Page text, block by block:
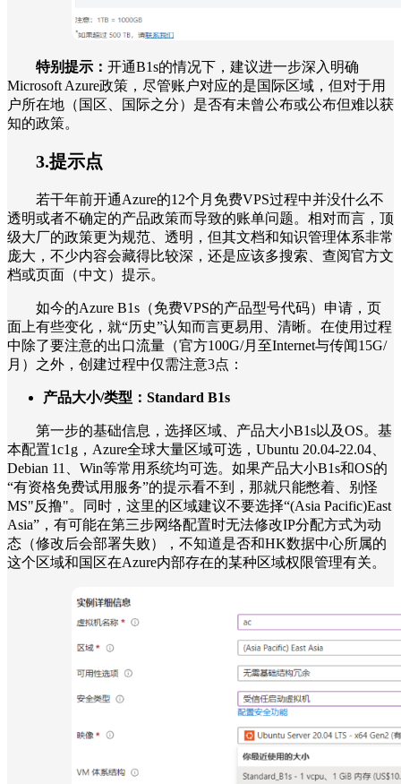
特别提示： 开通B1s的情况下，建议进一步深入明确
Microsoft Azure政策，尽管账户对应的是国际区域，但对于用
户所在地（国区、国际之分）是否有未曾公布或公布但难以获
知的政策。
3.提示点
若干年前开通Azure的12个月免费VPS过程中并没什么不
透明或者不确定的产品政策而导致的账单问题。相对而言，顶
级大厂的政策更为规范、透明，但其文档和知识管理体系非常
庞大，不少内容会藏得比较深，还是应该多搜索、查阅官方文
档或页面（中文）提示。
如今的Azure B1s（免费VPS的产品型号代码）申请，页
面上有些变化，就“历史”认知而言更易用、清晰。在使用过程
中除了要注意的出口流量（官方100G/月至Internet与传闻15G/
月）之外，创建过程中仅需注意3点：
产品大小/类型：Standard B1s
第一步的基础信息，选择区域、产品大小B1s以及OS。基
本配置1c1g，Azure全球大量区域可选，Ubuntu 20.04-22.04、
Debian 11、Win等常用系统均可选。如果产品大小B1s和OS的
“有资格免费试用服务”的提示看不到，那就只能憋着、别怪
MS"反撸"。同时，这里的区域建议不要选择“(Asia Pacific)East
Asia”，有可能在第三步网络配置时无法修改IP分配方式为动
态（修改后会部署失败），不知道是否和HK数据中心所属的
这个区域和国区在Azure内部存在的某种区域权限管理有关。